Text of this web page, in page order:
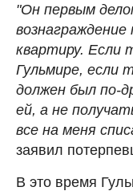
"Он первым
квартиру. Если
Гульмире, если
должен был по-
ей, а не
все на меня
заявил
В это время